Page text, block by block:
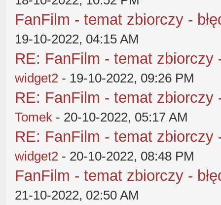
FanFilm - temat zbiorczy -
19-10-2022, 04:15 AM
RE: FanFilm - temat zbiorczy
widget2 - 19-10-2022, 09:26 PM
RE: FanFilm - temat zbiorczy
Tomek - 20-10-2022, 05:17 AM
RE: FanFilm - temat zbiorczy
widget2 - 20-10-2022, 08:48 PM
FanFilm - temat zbiorczy -
21-10-2022, 02:50 AM